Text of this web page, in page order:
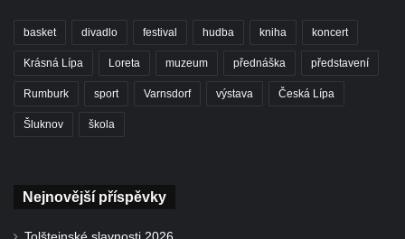
basket divadlo festival hudba kniha koncert
Krásná Lípa Loreta muzeum přednáška představení
Rumburk sport Varnsdorf výstava Česká Lípa
Šluknov škola
Nejnovější příspěvky